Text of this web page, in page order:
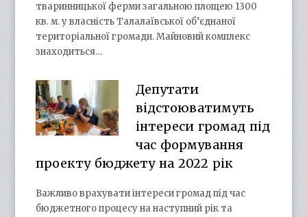
тваринницької ферми загальною площею 1300
кв. м. у власність Талалаївської об’єднаної
територіальної громади. Майновий комплекс
знаходиться…
Депутати
відстоюватимуть
інтереси громад під
час формування
проекту бюджету на 2022 рік
Важливо врахувати інтереси громад під час
бюджетного процесу на наступний рік та